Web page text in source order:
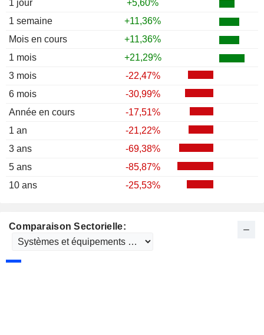
1 jour
+5,60%
1 semaine
+11,36%
Mois en cours
+11,36%
1 mois
+21,29%
3 mois
-22,47%
6 mois
-30,99%
Année en cours
-17,51%
1 an
-21,22%
3 ans
-69,38%
5 ans
-85,87%
10 ans
-25,53%
Comparaison Sectorielle: